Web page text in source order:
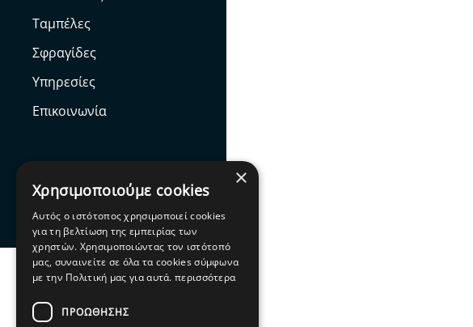
Ταμπέλες
Σφραγίδες
Υπηρεσίες
Επικοινωνία
Facebook
×
Χρησιμοποιούμε cookies
Αυτός ο ιστότοπος χρησιμοποιεί cookies
για τη βελτίωση της εμπειρίας των
χρηστών. Χρησιμοποιώντας τον ιστότοπό
μας, συναινείτε σε όλα τα cookies σύμφωνα
με την Πολιτική μας για αυτά. περισσότερα
ΠΡΟΩΘΗΣΗΣ